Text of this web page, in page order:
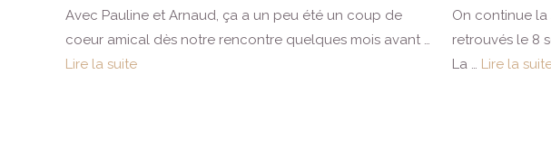
Avec Pauline et Arnaud, ça a un peu été un coup de
coeur amical dès notre rencontre quelques mois avant …
Lire la suite
On continue la
retrouvés le 8
La … Lire la